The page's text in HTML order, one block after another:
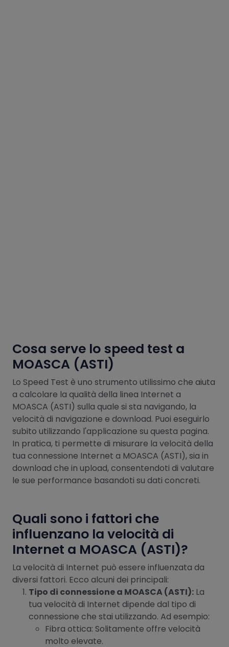
Cosa serve lo speed test a
MOASCA (ASTI)
Lo Speed Test è uno strumento utilissimo che aiuta
a calcolare la qualità della linea Internet a
MOASCA (ASTI) sulla quale si sta navigando, la
velocità di navigazione e download. Puoi eseguirlo
subito utilizzando l'applicazione su questa pagina.
In pratica, ti permette di misurare la velocità della
tua connessione Internet a MOASCA (ASTI), sia in
download che in upload, consentendoti di valutare
le sue performance basandoti su dati concreti.
Quali sono i fattori che
influenzano la velocità di
Internet a MOASCA (ASTI)?
La velocità di Internet può essere influenzata da
diversi fattori. Ecco alcuni dei principali:
Tipo di connessione a MOASCA (ASTI): La
tua velocità di Internet dipende dal tipo di
connessione che stai utilizzando. Ad esempio:
Fibra ottica: Solitamente offre velocità
molto elevate.